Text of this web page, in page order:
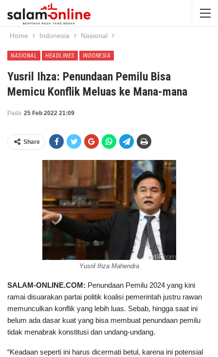
Home Indonesia Nasional
NASIONAL HEADLINES INDONESIA
Yusril Ihza: Penundaan Pemilu Bisa
Memicu Konflik Meluas ke Mana-mana
Pada 25 Feb 2022 21:09
Share
Yusril Ihza Mahendra
SALAM-ONLINE.COM: Penundaan Pemilu 2024 yang kini
ramai disuarakan partai politik koalisi pemerintah justru rawan
memunculkan konflik yang lebih luas. Sebab, hingga saat ini
belum ada dasar kuat yang bisa membuat penundaan pemilu
tidak menabrak konstitusi dan undang-undang.
“Keadaan seperti ini harus dicermati betul, karena ini potensial